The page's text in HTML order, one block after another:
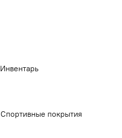
Инвентарь
Спортивные покрытия